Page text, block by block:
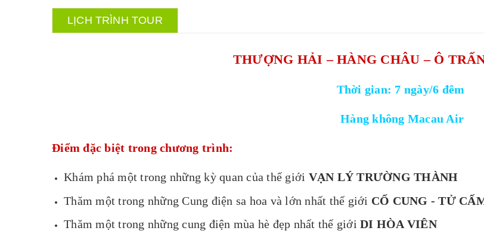
LỊCH TRÌNH TOUR
THƯỢNG HẢI – HÀNG CHÂU – Ô
Thời gian: 7 ngày/6 đêm
Hàng không Macau Air
Điểm đặc biệt trong chương trình:
Khám phá một trong những kỳ quan của thế giới VẠN LÝ TRƯỜNG THÀNH
Thăm một trong những Cung điện sa hoa và lớn nhất thế giới CỐ CUNG - TỬ
Thăm một trong những cung điện mùa hè đẹp nhất thế giới DI HÒA VIÊN